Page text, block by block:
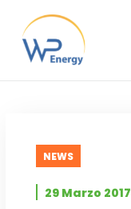
NEWS
29 Marzo 2017